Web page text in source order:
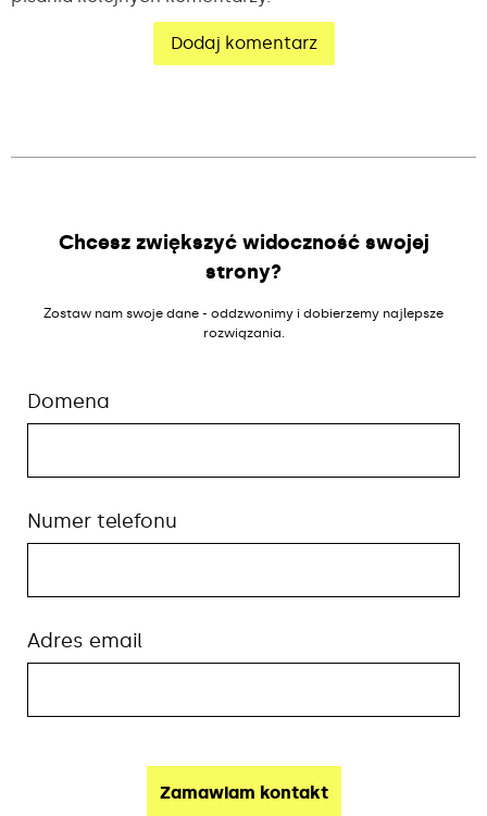
Chcesz zwiększyć widoczność swojej
strony?
Zostaw nam swoje dane - oddzwonimy i dobierzemy najlepsze
rozwiązania.
Domena
Numer telefonu
Adres email